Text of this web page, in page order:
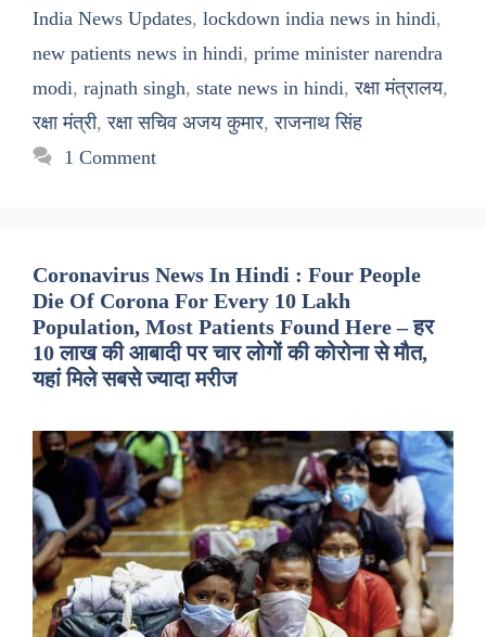
India News Updates, lockdown india news in hindi,
new patients news in hindi, prime minister narendra
modi, rajnath singh, state news in hindi,रक्षा मंत्रालय,
रक्षा मंत्री,रक्षा सचिव अजय कुमार,राजनाथ सिंह
1 Comment
Coronavirus News In Hindi : Four People
Die Of Corona For Every 10 Lakh
Population, Most Patients Found Here – हर
10 लाख की आबादी पर चार लोगों की कोरोना से मौत,
यहां मिले सबसे ज्यादा मरीज